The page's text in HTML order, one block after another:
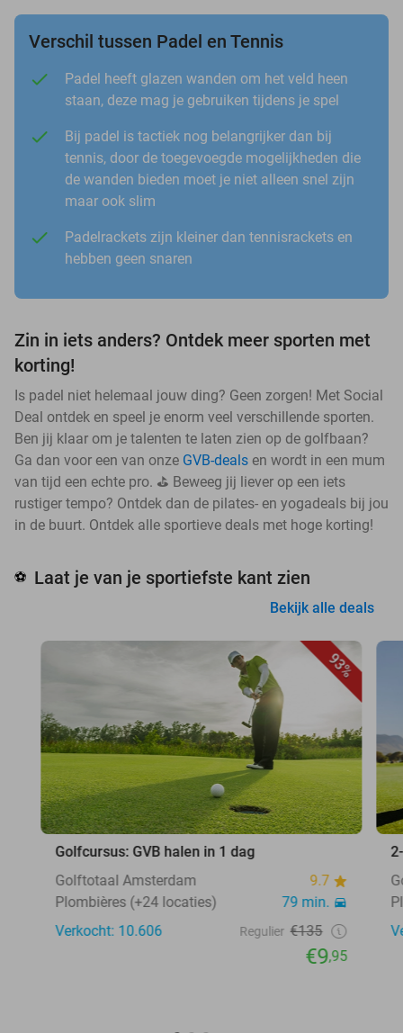
Verschil tussen Padel en Tennis
Padel heeft glazen wanden om het veld heen
staan, deze mag je gebruiken tijdens je spel
Bij padel is tactiek nog belangrijker dan bij
tennis, door de toegevoegde mogelijkheden die
de wanden bieden moet je niet alleen snel zijn
maar ook slim
Padelrackets zijn kleiner dan tennisrackets en
hebben geen snaren
Zin in iets anders? Ontdek meer sporten met
korting!
Is padel niet helemaal jouw ding? Geen zorgen! Met Social
Deal ontdek en speel je enorm veel verschillende sporten.
Ben jij klaar om je talenten te laten zien op de golfbaan?
Ga dan voor een van onze GVB-deals en wordt in een mum
van tijd een echte pro. ⛳ Beweeg jij liever op een iets
rustiger tempo? Ontdek dan de pilates- en yogadeals bij jou
in de buurt. Ontdek alle sportieve deals met hoge korting!
⚽ Laat je van je sportiefste kant zien
Bekijk alle deals
93%
Golfcursus: GVB halen in 1 dag
Golftotaal Amsterdam
9.7
Plombières (+24 locaties)
79 min.
Verkocht: 10.606
Regulier €135
€9,95